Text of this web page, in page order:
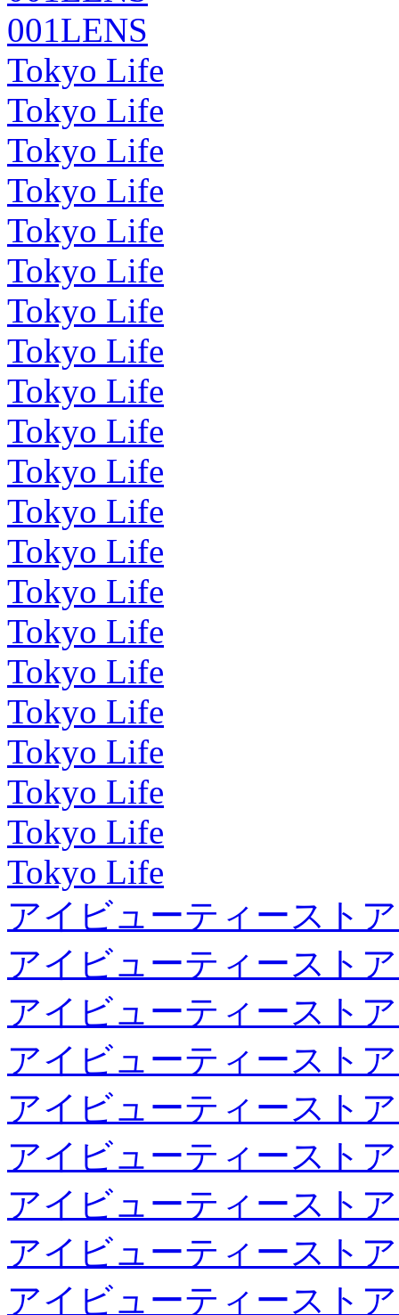
001LENS
Tokyo Life
Tokyo Life
Tokyo Life
Tokyo Life
Tokyo Life
Tokyo Life
Tokyo Life
Tokyo Life
Tokyo Life
Tokyo Life
Tokyo Life
Tokyo Life
Tokyo Life
Tokyo Life
Tokyo Life
Tokyo Life
Tokyo Life
Tokyo Life
Tokyo Life
Tokyo Life
Tokyo Life
アイビューティースト
アイビューティースト
アイビューティースト
アイビューティースト
アイビューティースト
アイビューティースト
アイビューティースト
アイビューティースト
アイビューティースト